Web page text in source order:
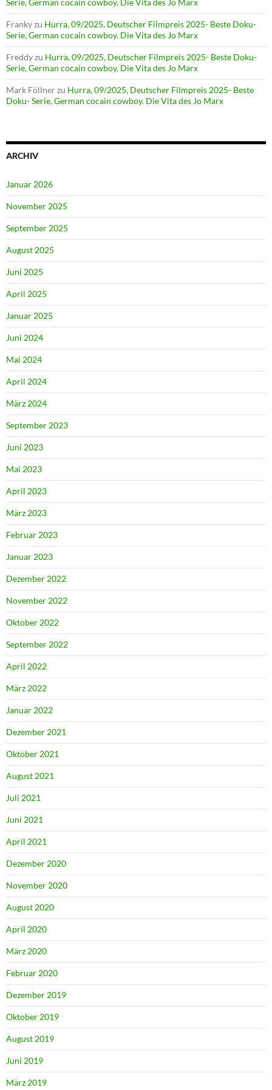
Frankyzu Hurra, 09/2025, Deutscher Filmpreis 2025- Beste Doku-
Serie, German cocain cowboy. Die Vita des Jo Marx
Freddyzu Hurra, 09/2025, Deutscher Filmpreis 2025- Beste Doku-
Serie, German cocain cowboy. Die Vita des Jo Marx
Mark Föllnerzu Hurra, 09/2025, Deutscher Filmpreis 2025- Beste
Doku- Serie, German cocain cowboy. Die Vita des Jo Marx
ARCHIV
Januar 2026
November 2025
September 2025
August 2025
Juni 2025
April 2025
Januar 2025
Juni 2024
Mai 2024
April 2024
März 2024
September 2023
Juni 2023
Mai 2023
April 2023
März 2023
Februar 2023
Januar 2023
Dezember 2022
November 2022
Oktober 2022
September 2022
April 2022
März 2022
Januar 2022
Dezember 2021
Oktober 2021
August 2021
Juli 2021
Juni 2021
April 2021
Dezember 2020
November 2020
August 2020
April 2020
März 2020
Februar 2020
Dezember 2019
Oktober 2019
August 2019
Juni 2019
März 2019